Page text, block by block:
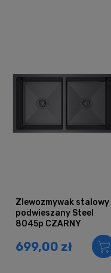
Zlewozmywak stalowy
podwieszany Steel
8045p CZARNY
699,00 zł